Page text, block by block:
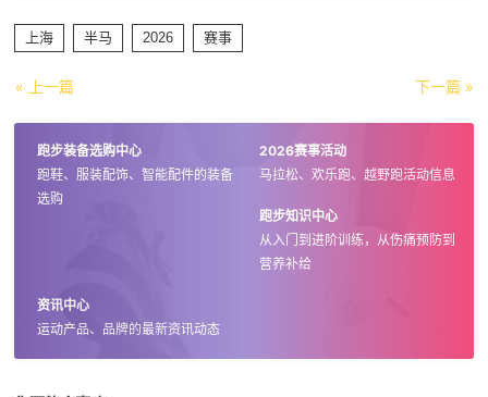
上海 半马 2026 赛事
« 上一篇 下一篇 »
跑步装备选购中心
跑鞋、服装配饰、智能配件的装备
选购
2026赛事活动
马拉松、欢乐跑、越野跑活动信息
跑步知识中心
从入门到进阶训练，从伤痛预防到
营养补给
资讯中心
运动产品、品牌的最新资讯动态